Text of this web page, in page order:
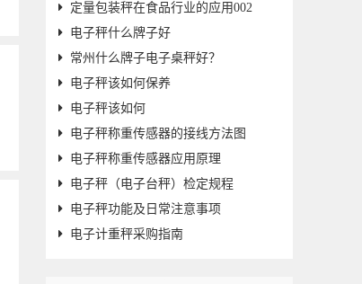
定量包装秤在食品行业的应用002
电子秤什么牌子好
常州什么牌子电子桌秤好？
电子秤该如何保养
电子秤该如何
电子秤称重传感器的接线方法图
电子秤称重传感器应用原理
电子秤（电子台秤）检定规程
电子秤功能及日常注意事项
电子计重秤采购指南